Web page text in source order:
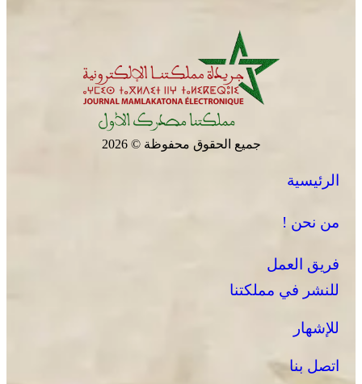
جميع الحقوق محفوظة © 2026
الرئيسية
من نحن !
فريق العمل
للنشر في مملكتنا
للإشهار
اتصل بنا